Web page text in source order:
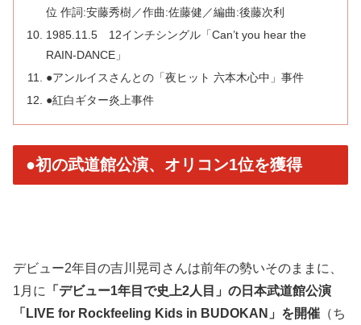
位 作詞:安藤秀樹／作曲:佐藤健／編曲:後藤次利
1985.11.5 12インチシングル「Can’t you hear the
RAIN-DANCE」
●アンルイスさんとの「夜ヒット 六本木心中」事件
●紅白ギター炎上事件
●初の武道館公演、オリコン1位を獲得
デビュー2年目の吉川晃司さんは前年の勢いそのままに、
1月に
「デビュー1年目で史上2人目」の日本武道館公演
「LIVE for Rockfeeling Kids in BUDOKAN」 を開催 （ち